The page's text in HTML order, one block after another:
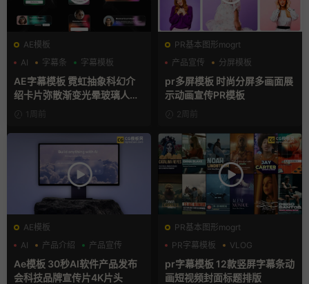
AE模板
AI
字幕条 字幕模板
AE字幕模板 霓虹抽象科幻介
绍卡片弥散渐变光晕玻璃人名
1周前
PR基本图形mogrt
产品宣传
分屏模板
品牌宣传
pr多屏模板 时尚分屏多画面展
示动画宣传PR模板
2周前
AE模板
AI
产品介绍 产品宣传
Ae模板 30秒AI软件产品发布
会科技品牌宣传片4K片头
PR基本图形mogrt
PR字幕模板
VLOG
人物介绍
pr字幕模板 12款竖屏字幕条动
画短视频封面标题排版